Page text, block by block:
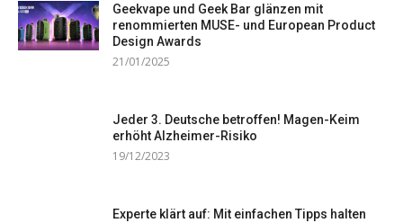
Geekvape und Geek Bar glänzen mit
renommierten MUSE- und European Product
Design Awards
21/01/2025
Jeder 3. Deutsche betroffen! Magen-Keim
erhöht Alzheimer-Risiko
19/12/2023
Experte klärt auf: Mit einfachen Tipps halten